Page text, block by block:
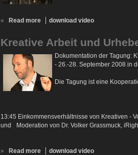
» Read more download video
Kreative Arbeit und
Dokumentation der Tagung:
- 26.-28. September 2008 in
Die Tagung ist eine
13:45 Einkommensverhältnisse von Kreativen -
und Moderation von Dr. Volker Grassmuck,
» Read more download video